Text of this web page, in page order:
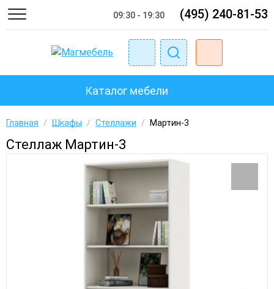
09:30 - 19:30 (495) 240-81-53
Каталог мебели
Главная / Шкафы / Стеллажи / Мартин-3
Стеллаж Мартин-3